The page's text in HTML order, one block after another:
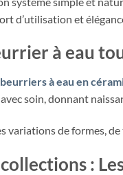
d’utilisation et
à eau
beurriers à eau en
soin, donnant
variations de formes,
: